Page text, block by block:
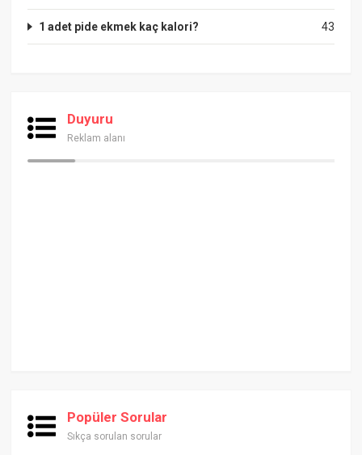
43
1 adet pide ekmek kaç kalori?
Duyuru
Reklam alanı
Popüler Sorular
Sıkça sorulan sorular